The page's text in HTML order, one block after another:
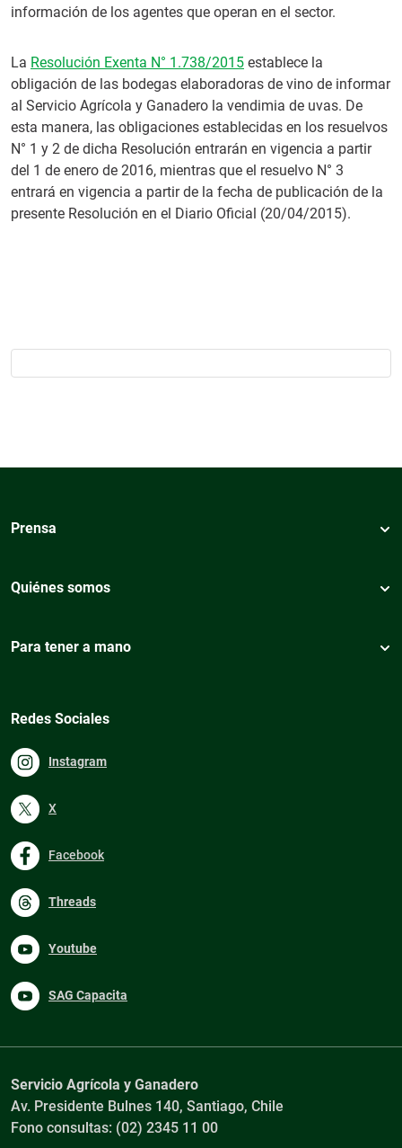
información de los agentes que operan en el sector.
La Resolución Exenta N° 1.738/2015 establece la
obligación de las bodegas elaboradoras de vino de informar
al Servicio Agrícola y Ganadero la vendimia de uvas. De
esta manera, las obligaciones establecidas en los resuelvos
N° 1 y 2 de dicha Resolución entrarán en vigencia a partir
del 1 de enero de 2016, mientras que el resuelvo N° 3
entrará en vigencia a partir de la fecha de publicación de la
presente Resolución en el Diario Oficial (20/04/2015).
Prensa
Quiénes somos
Para tener a mano
Redes Sociales
Instagram
X
Facebook
Threads
Youtube
SAG Capacita
Servicio Agrícola y Ganadero
Av. Presidente Bulnes 140, Santiago, Chile
Fono consultas: (02) 2345 11 00